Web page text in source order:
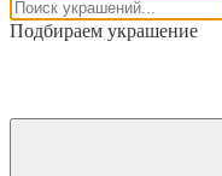
Подбираем украшение